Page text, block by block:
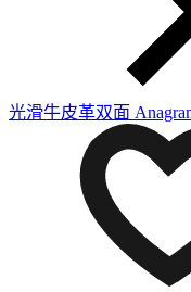
光滑牛皮革双面